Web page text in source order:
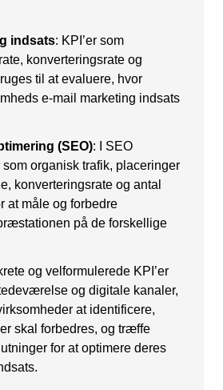
indsats: KPI’er som
konverteringsrate og
til at evaluere, hvor
e-mail marketing indsats
(SEO): I SEO
som organisk trafik, placeringer
konverteringsrate og antal
at måle og forbedre
på de forskellige
og velformulerede KPI’er
og digitale kanaler,
at identificere,
skal forbedres, og træffe
for at optimere deres